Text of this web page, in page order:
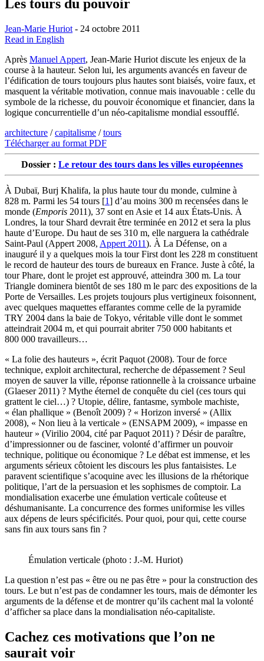
Les tours du pouvoir
Jean-Marie Huriot - 24 octobre 2011
Read in English
Après Manuel Appert, Jean-Marie Huriot discute les enjeux de la
course à la hauteur. Selon lui, les arguments avancés en faveur de
l’édification de tours toujours plus hautes sont biaisés, voire faux, et
masquent la véritable motivation, connue mais inavouable : celle du
symbole de la richesse, du pouvoir économique et financier, dans la
logique concurrentielle d’un néo-capitalisme mondial essoufflé.
architecture /capitalisme /tours
Télécharger au format PDF
Dossier : Le retour des tours dans les villes européennes
À Dubaï, Burj Khalifa, la plus haute tour du monde, culmine à
828 m. Parmi les 54 tours [1] d’au moins 300 m recensées dans le
monde (Emporis 2011), 37 sont en Asie et 14 aux États-Unis. À
Londres, la tour Shard devrait être terminée en 2012 et sera la plus
haute d’Europe. Du haut de ses 310 m, elle narguera la cathédrale
Saint-Paul (Appert 2008, Appert 2011). À La Défense, on a
inauguré il y a quelques mois la tour First dont les 228 m constituent
le record de hauteur des tours de bureaux en France. Juste à côté, la
tour Phare, dont le projet est approuvé, atteindra 300 m. La tour
Triangle dominera bientôt de ses 180 m le parc des expositions de la
Porte de Versailles. Les projets toujours plus vertigineux foisonnent,
avec quelques maquettes effarantes comme celle de la pyramide
TRY 2004 dans la baie de Tokyo, véritable ville dont le sommet
atteindrait 2004 m, et qui pourrait abriter 750 000 habitants et
800 000 travailleurs…
« La folie des hauteurs », écrit Paquot (2008). Tour de force
technique, exploit architectural, recherche de dépassement ? Seul
moyen de sauver la ville, réponse rationnelle à la croissance urbaine
(Glaeser 2011) ? Mythe éternel de conquête du ciel (ces tours qui
grattent le ciel…) ? Utopie, délire, fantasme, symbole machiste,
« élan phallique » (Benoît 2009) ? « Horizon inversé » (Allix
2008), « Non lieu à la verticale » (ENSAPM 2009), « impasse en
hauteur » (Virilio 2004, cité par Paquot 2011) ? Désir de paraître,
d’impressionner ou de fasciner, volonté d’affirmer un pouvoir
technique, politique ou économique ? Le débat est immense, et les
arguments sérieux côtoient les discours les plus fantaisistes. Le
paravent scientifique s’acoquine avec les illusions de la rhétorique
politique, l’art de la persuasion et les sophismes de comptoir. La
mondialisation exacerbe une émulation verticale coûteuse et
déshumanisante. La concurrence des formes uniformise les villes
aux dépens de leurs spécificités. Pour quoi, pour qui, cette course
sans fin aux tours sans fin ?
Émulation verticale (photo : J.-M. Huriot)
La question n’est pas « être ou ne pas être » pour la construction des
tours. Le but n’est pas de condamner les tours, mais de démonter les
arguments de la défense et de montrer qu’ils cachent mal la volonté
d’afficher sa place dans la mondialisation néo-capitaliste.
Cachez ces motivations que l’on ne
saurait voir